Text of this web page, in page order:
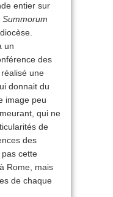
entier sur
Summorum
un
des
une
donnait du
image peu
qui ne
de
des
pas cette
Rome, mais
de chaque